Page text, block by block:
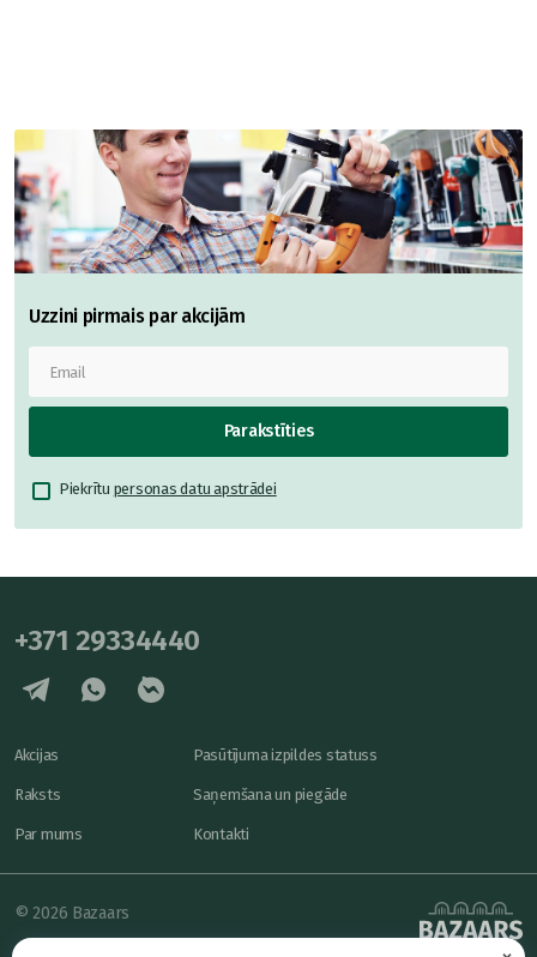
Uzzini pirmais par akcijām
Parakstīties
Piekrītu personas datu apstrādei
+371 29334440
Akcijas
Raksts
Par mums
Pasūtījuma izpildes statuss
Saņemšana un piegāde
Kontakti
© 2026 Bazaars